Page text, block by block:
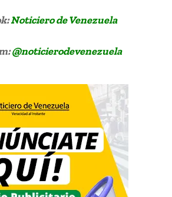
Noticiero de Venezuela
@noticierodevenezuela